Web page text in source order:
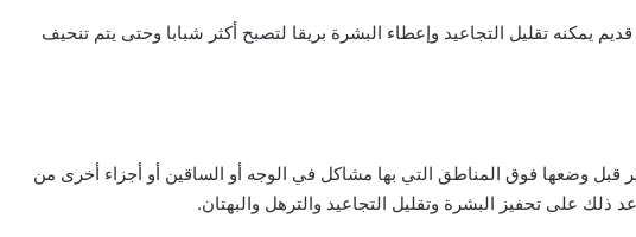
يمكنه تقليل التجاعيد وإعطاء البشرة بريقا لتصبح أكثر شبابا وحتى يتم تنحيف
قبل وضعها فوق المناطق التي بها مشاكل في الوجه أو الساقين أو أجزاء أخرى من
ذلك على تحفيز البشرة وتقليل التجاعيد والترهل والبهتان.